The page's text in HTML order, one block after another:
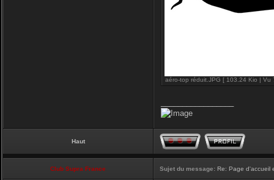
aéro-top réduit.JPG [ 103.24 Kio | Vu
Haut
Club Supra France Sujet du message: Re: Page d'accueil